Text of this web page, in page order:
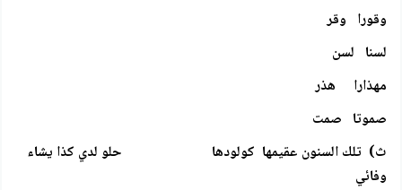
وقورا وقر
لسنا لسن
مهذارا هذر
صموتا صمت
ث) تلك السنون عقيمها كولودها حلو لدي كذا يشاء
وفائي